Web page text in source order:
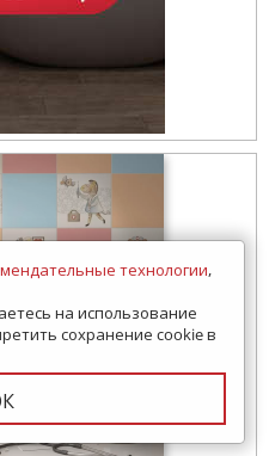
технологии,
на использование
сохранение cookie в